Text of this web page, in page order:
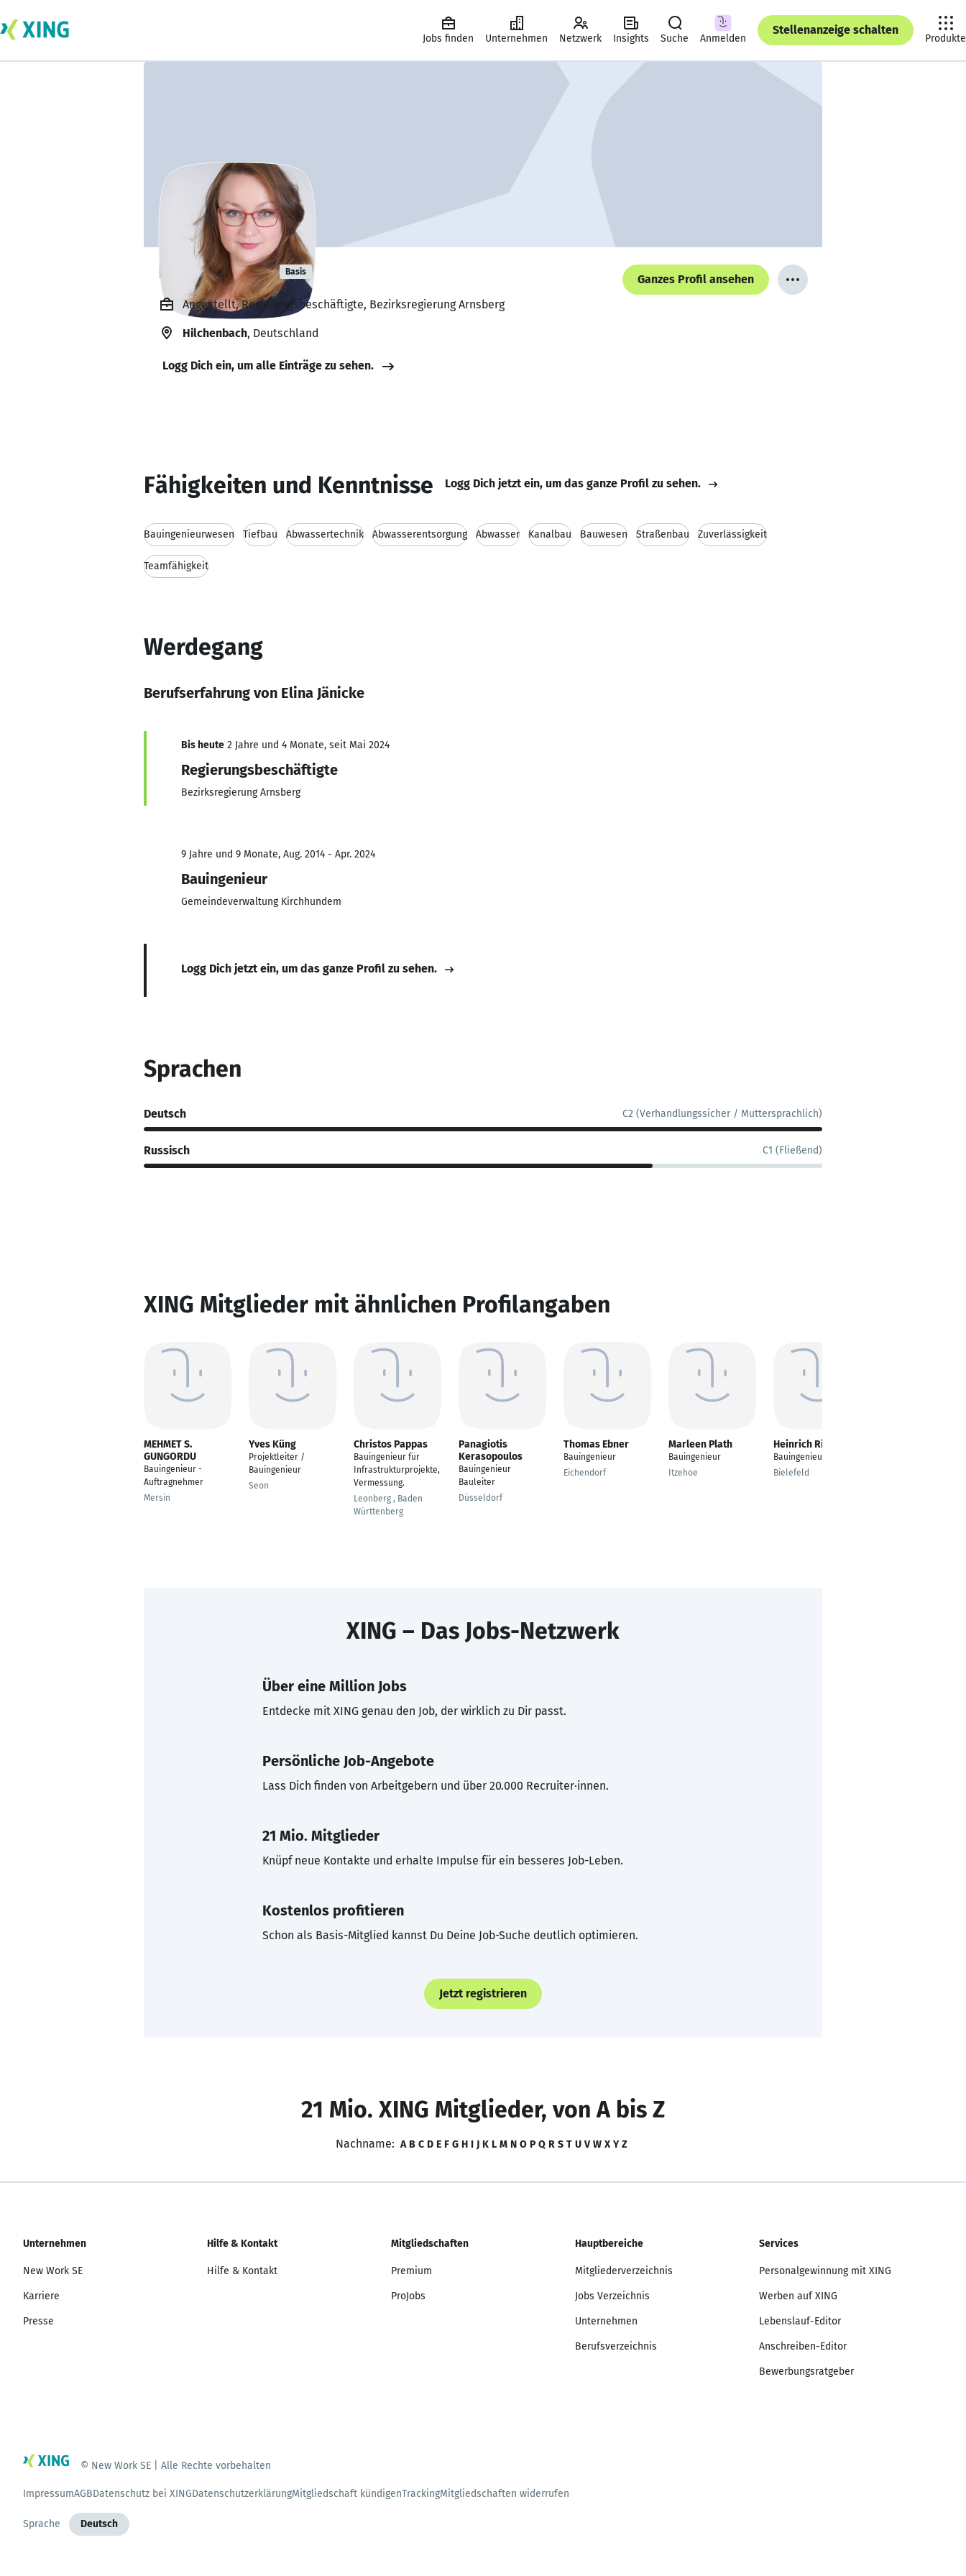
Jobs finden Unternehmen Netzwerk Insights Suche Anmelden
Stellenanzeige schalten
Produkte
Elina Jänicke Basis
Ganzes Profil ansehen
Angestellt, Regierungsbeschäftigte, Bezirksregierung Arnsberg
Hilchenbach, Deutschland
Logg Dich ein, um alle Einträge zu sehen.
Fähigkeiten und Kenntnisse Logg Dich jetzt ein, um das ganze Profil zu sehen.
Bauingenieurwesen Tiefbau Abwassertechnik Abwasserentsorgung Abwasser Kanalbau Bauwesen Straßenbau Zuverlässigkeit
Teamfähigkeit
Werdegang
Berufserfahrung von Elina Jänicke
Bis heute 2 Jahre und 4 Monate, seit Mai 2024
Regierungsbeschäftigte
Bezirksregierung Arnsberg
9 Jahre und 9 Monate, Aug. 2014 - Apr. 2024
Bauingenieur
Gemeindeverwaltung Kirchhundem
Logg Dich jetzt ein, um das ganze Profil zu sehen.
Sprachen
Deutsch C2 (Verhandlungssicher / Muttersprachlich)
Russisch C1 (Fließend)
XING Mitglieder mit ähnlichen Profilangaben
MEHMET S.
GUNGORDU
Bauingenieur -
Auftragnehmer
Mersin
Yves Küng
Projektleiter /
Bauingenieur
Seon
Christos Pappas
Bauingenieur für
Infrastrukturprojekte,
Vermessung.
Leonberg , Baden
Württenberg
Panagiotis
Kerasopoulos
Bauingenieur
Bauleiter
Düsseldorf
Thomas Ebner
Bauingenieur
Eichendorf
Marleen Plath
Bauingenieur
Itzehoe
Heinrich Riesen
Bauingenieur
Bielefeld
XING – Das Jobs-Netzwerk
Über eine Million Jobs
Entdecke mit XING genau den Job, der wirklich zu Dir passt.
Persönliche Job-Angebote
Lass Dich finden von Arbeitgebern und über 20.000 Recruiter·innen.
21 Mio. Mitglieder
Knüpf neue Kontakte und erhalte Impulse für ein besseres Job-Leben.
Kostenlos profitieren
Schon als Basis-Mitglied kannst Du Deine Job-Suche deutlich optimieren.
Jetzt registrieren
21 Mio. XING Mitglieder, von A bis Z
Nachname: A B C D E F G H I J K L M N O P Q R S T U V W X Y Z
Unternehmen
New Work SE
Karriere
Presse
Hilfe & Kontakt
Hilfe & Kontakt
Mitgliedschaften
Premium
ProJobs
Hauptbereiche
Mitgliederverzeichnis
Jobs Verzeichnis
Unternehmen
Berufsverzeichnis
Services
Personalgewinnung mit XING
Werben auf XING
Lebenslauf-Editor
Anschreiben-Editor
Bewerbungsratgeber
© New Work SE | Alle Rechte vorbehalten
ImpressumAGBDatenschutz bei XINGDatenschutzerklärungMitgliedschaft kündigenTrackingMitgliedschaften widerrufen
Sprache Deutsch